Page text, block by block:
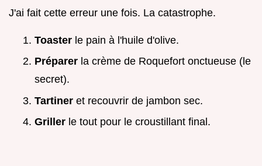
J'ai fait cette erreur une fois. La catastrophe.
Toaster le pain à l'huile d'olive.
Préparer la crème de Roquefort onctueuse (le
secret).
Tartiner et recouvrir de jambon sec.
Griller le tout pour le croustillant final.